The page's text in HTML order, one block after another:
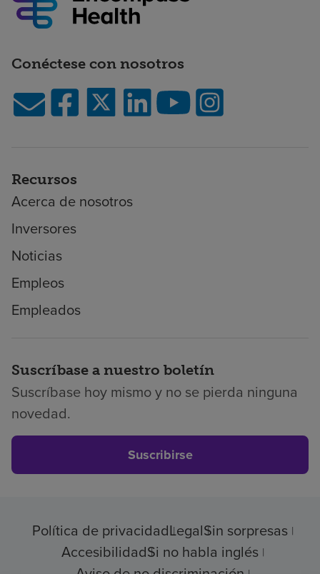
Conéctese con nosotros
Recursos
Acerca de nosotros
Inversores
Noticias
Empleos
Empleados
Suscríbase a nuestro boletín
Suscríbase hoy mismo y no se pierda ninguna
novedad.
Suscribirse
Política de privacidadLegalSin sorpresas
AccesibilidadSi no habla inglés